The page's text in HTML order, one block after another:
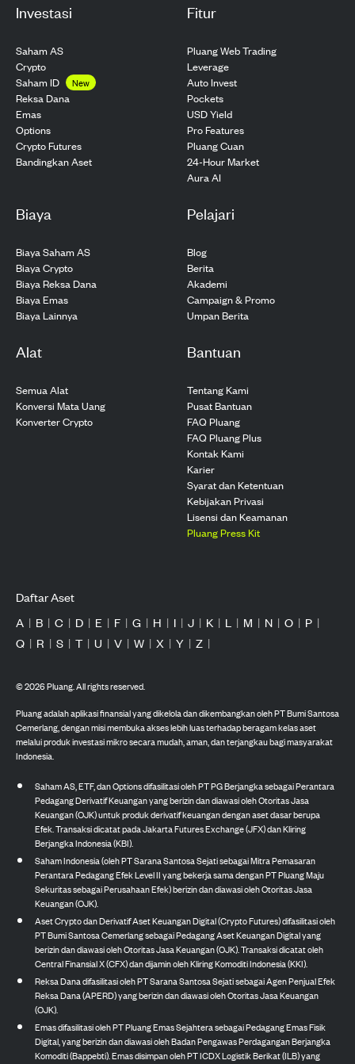
Investasi
Saham AS
Crypto
Saham ID
New
Reksa Dana
Emas
Options
Crypto Futures
Bandingkan Aset
Fitur
Pluang Web Trading
Leverage
Auto Invest
Pockets
USD Yield
Pro Features
Pluang Cuan
24-Hour Market
Aura AI
Biaya
Biaya Saham AS
Biaya Crypto
Biaya Reksa Dana
Biaya Emas
Biaya Lainnya
Pelajari
Blog
Berita
Akademi
Campaign & Promo
Umpan Berita
Alat
Semua Alat
Konversi Mata Uang
Konverter Crypto
Bantuan
Tentang Kami
Pusat Bantuan
FAQ Pluang
FAQ Pluang Plus
Kontak Kami
Karier
Syarat dan Ketentuan
Kebijakan Privasi
Lisensi dan Keamanan
Pluang Press Kit
Daftar Aset
A | B | C | D | E | F | G | H | I | J | K | L | M | N | O | P |
Q | R | S | T | U | V | W | X | Y | Z |
©2026Pluang. All rights reserved.
Pluang adalah aplikasi finansial yang dikelola dan dikembangkan oleh PT Bumi Santosa
Cemerlang, dengan misi membuka akses lebih luas terhadap beragam kelas aset
melalui produk investasi mikro secara mudah, aman, dan terjangkau bagi masyarakat
Indonesia.
Saham AS, ETF, dan Options difasilitasi oleh PT PG Berjangka sebagai Perantara
Pedagang Derivatif Keuangan yang berizin dan diawasi oleh Otoritas Jasa
Keuangan (OJK) untuk produk derivatif keuangan dengan aset dasar berupa
Efek. Transaksi dicatat pada Jakarta Futures Exchange (JFX) dan Kliring
Berjangka Indonesia (KBI).
Saham Indonesia (oleh PT Sarana Santosa Sejati sebagai Mitra Pemasaran
Perantara Pedagang Efek Level II yang bekerja sama dengan PT Pluang Maju
Sekuritas sebagai Perusahaan Efek) berizin dan diawasi oleh Otoritas Jasa
Keuangan (OJK).
Aset Crypto dan Derivatif Aset Keuangan Digital (Crypto Futures) difasilitasi oleh
PT Bumi Santosa Cemerlang sebagai Pedagang Aset Keuangan Digital yang
berizin dan diawasi oleh Otoritas Jasa Keuangan (OJK). Transaksi dicatat oleh
Central Finansial X (CFX) dan dijamin oleh Kliring Komoditi Indonesia (KKI).
Reksa Dana difasilitasi oleh PT Sarana Santosa Sejati sebagai Agen Penjual Efek
Reksa Dana (APERD) yang berizin dan diawasi oleh Otoritas Jasa Keuangan
(OJK).
Emas difasilitasi oleh PT Pluang Emas Sejahtera sebagai Pedagang Emas Fisik
Digital, yang berizin dan diawasi oleh Badan Pengawas Perdagangan Berjangka
Komoditi (Bappebti). Emas disimpan oleh PT ICDX Logistik Berikat (ILB) yang